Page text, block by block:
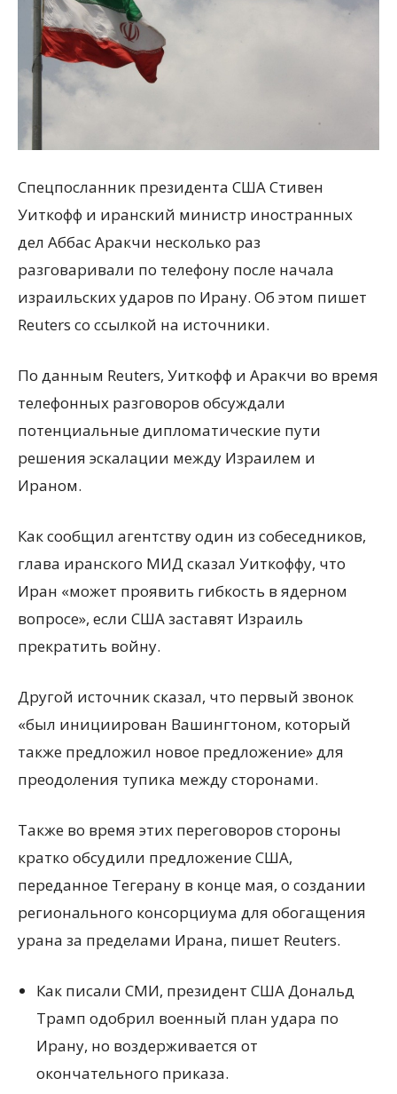
Спецпосланник президента США Стивен
Уиткофф и иранский министр иностранных
дел Аббас Аракчи несколько раз
разговаривали по телефону после начала
израильских ударов по Ирану. Об этом пишет
Reuters со ссылкой на источники.
По данным Reuters, Уиткофф и Аракчи во время
телефонных разговоров обсуждали
потенциальные дипломатические пути
решения эскалации между Израилем и
Ираном.
Как сообщил агентству один из собеседников,
глава иранского МИД сказал Уиткоффу, что
Иран «может проявить гибкость в ядерном
вопросе», если США заставят Израиль
прекратить войну.
Другой источник сказал, что первый звонок
«был инициирован Вашингтоном, который
также предложил новое предложение» для
преодоления тупика между сторонами.
Также во время этих переговоров стороны
кратко обсудили предложение США,
переданное Тегерану в конце мая, о создании
регионального консорциума для обогащения
урана за пределами Ирана, пишет Reuters.
Как писали СМИ, президент США Дональд
Трамп одобрил военный план удара по
Ирану, но воздерживается от
окончательного приказа.